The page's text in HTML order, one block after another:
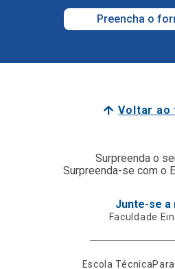
Preencha o
Voltar ao
Surpreenda o
Surpreenda-se com o
Junte-se a
Faculdade
Escola Técnica